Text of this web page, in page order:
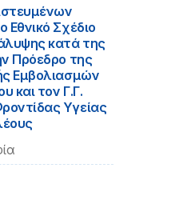
Εθνικό Σχέδιο
κατά της
Πρόεδρο της
Εμβολιασμών
και τον Γ.Γ.
Υγείας